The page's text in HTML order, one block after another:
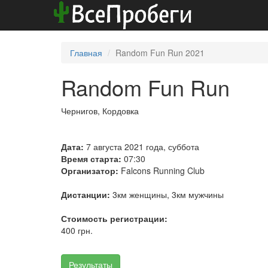
Главная Random Fun Run 2021
Random Fun Run
Чернигов, Кордовка
Дата: 7 августа 2021 года, суббота
Время старта: 07:30
Организатор: Falcons Running Club
Дистанции: 3км женщины, 3км мужчины
Стоимость регистрации:
400 грн.
Результаты